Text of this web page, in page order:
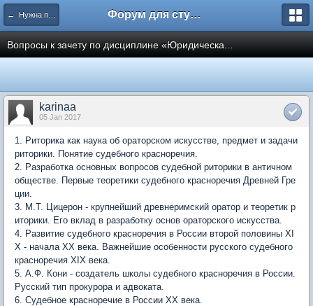
← Нужна помощь Форум для студента СГА
Вопросы к зачету по дисциплине «Юридическа...
karinaa
05 Jan 2017
1. Риторика как наука об ораторском искусстве, предмет и задачи
риторики. Понятие судебного красноречия.
2. Разработка основных вопросов судебной риторики в античном
обществе. Первые теоретики судебного красноречия Древней Гре
ции.
3. М.Т. Цицерон - крупнейший древнеримский оратор и теоретик р
иторики. Его вклад в разработку основ ораторского искусства.
4. Развитие судебного красноречия в России второй половины XI
X - начала XX века. Важнейшие особенности русского судебного
красноречия XIX века.
5. А.Ф. Кони - создатель школы судебного красноречия в России.
Русский тип прокурора и адвоката.
6. Судебное красноречие в России XX века.